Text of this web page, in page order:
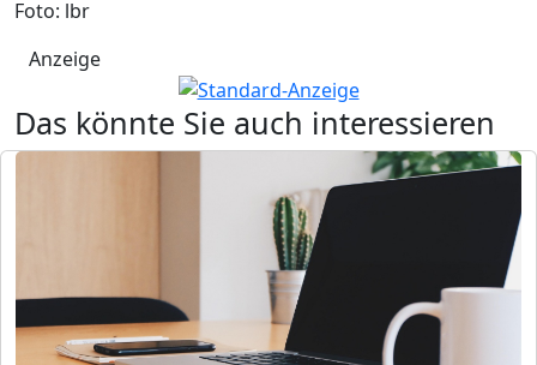
Foto: lbr
Anzeige
Das könnte Sie auch interessieren